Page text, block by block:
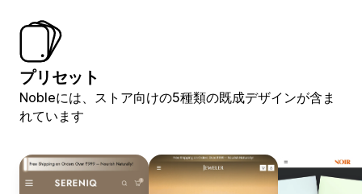
プリセット
Nobleには、ストア向けの5種類の既成デザインが含ま
れています